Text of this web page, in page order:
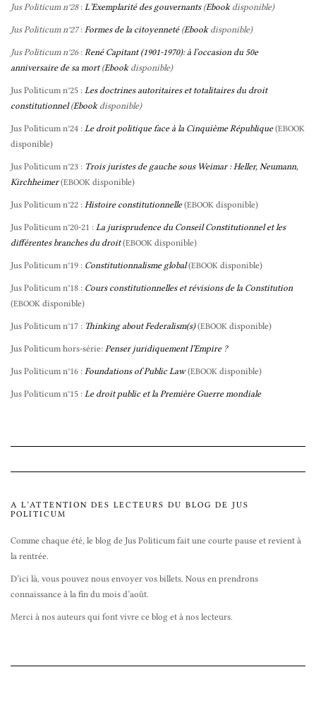
Jus Politicum n°28: L’Exemplarité des gouvernants(Ebookdisponible)
Jus Politicum n°27: Formes de la citoyenneté(Ebookdisponible)
Jus Politicum n°26: René Capitant (1901-1970): à l’occasion du 50e
anniversaire de sa mort(Ebookdisponible)
Jus Politicum n°25 : Les doctrines autoritaires et totalitaires du droit
constitutionnel(Ebookdisponible)
Jus Politicum n°24 : Le droit politique face à la Cinquième République (EBOOK
disponible)
Jus Politicum n°23 : Trois juristes de gauche sous Weimar : Heller, Neumann,
Kirchheimer (EBOOK disponible)
Jus Politicum n°22 : Histoire constitutionnelle (EBOOK disponible)
Jus Politicum n°20-21 : La jurisprudence du Conseil Constitutionnel et les
différentes branches du droit (EBOOK disponible)
Jus Politicum n°19 : Constitutionnalisme global (EBOOK disponible)
Jus Politicum n°18 : Cours constitutionnelles et révisions de la Constitution
(EBOOK disponible)
Jus Politicum n°17 : Thinking about Federalism(s) (EBOOK disponible)
Jus Politicum hors-série: Penser juridiquement l’Empire ?
Jus Politicum n°16 : Foundations of Public Law (EBOOK disponible)
Jus Politicum n°15 : Le droit public et la Première Guerre mondiale
A L’ATTENTION DES LECTEURS DU BLOG DE JUS
POLITICUM
Comme chaque été, le blog de Jus Politicum fait une courte pause et revient à
la rentrée.
D’ici là, vous pouvez nous envoyer vos billets. Nous en prendrons
connaissance à la fin du mois d’août.
Merci à nos auteurs qui font vivre ce blog et à nos lecteurs.